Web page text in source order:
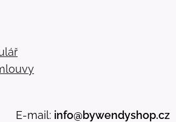
E-mail: info@bywendyshop.cz